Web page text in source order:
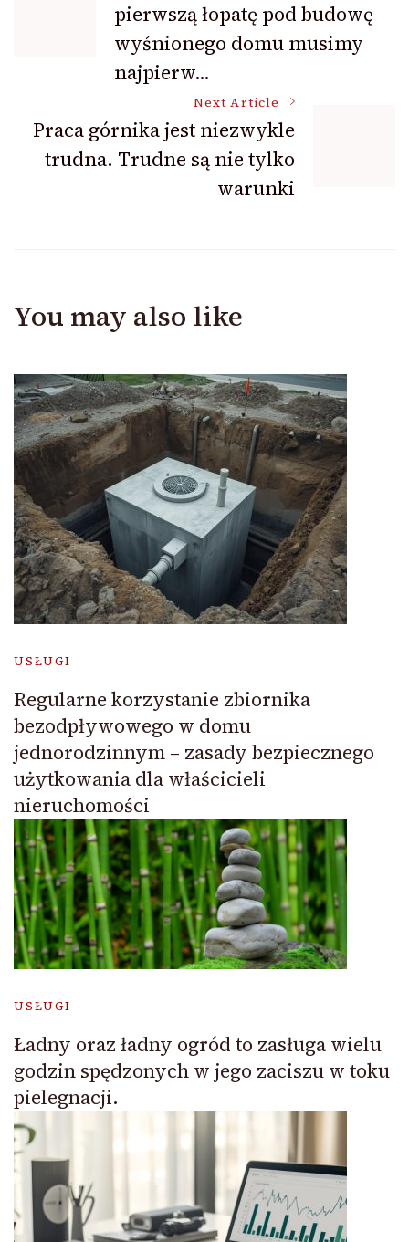
Navigation
pierwszą łopatę pod budowę
wyśnionego domu musimy
najpierw…
Next Article
Praca górnika jest niezwykle
trudna. Trudne są nie tylko
warunki
You may also like
USŁUGI
Regularne korzystanie zbiornika
bezodpływowego w domu
jednorodzinnym – zasady bezpiecznego
użytkowania dla właścicieli
nieruchomości
USŁUGI
Ładny oraz ładny ogród to zasługa wielu
godzin spędzonych w jego zaciszu w toku
pielegnacji.